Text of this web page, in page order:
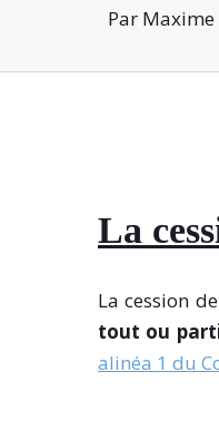
Par
La
La cession
tout ou
alinéa 1 du